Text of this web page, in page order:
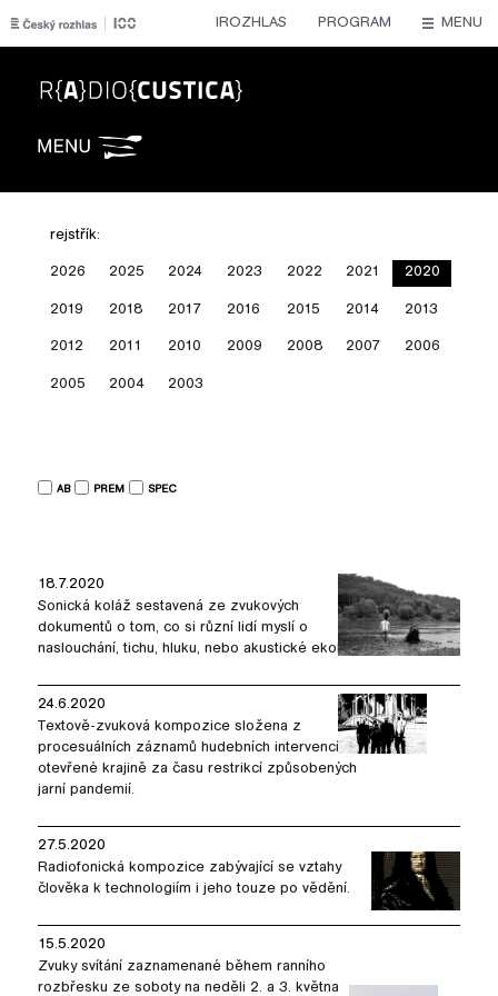
IROZHLAS PROGRAM MENU
rejstřík:
2026 2025 2024 2023 2022 2021 2020
2019 2018 2017 2016 2015 2014 2013
2012 2011 2010 2009 2008 2007 2006
2005 2004 2003
AB PREM SPEC
18.7.2020
Sonická koláž sestavená ze zvukových
dokumentů o tom, co si různí lidí myslí o
naslouchání, tichu, hluku, nebo akustické ekologii.
24.6.2020
Textově-zvuková kompozice složena z
procesuálních záznamů hudebních intervencí v
otevřené krajině za času restrikcí způsobených
jarní pandemií.
27.5.2020
Radiofonická kompozice zabývající se vztahy
člověka k technologiím i jeho touze po vědění.
15.5.2020
Zvuky svítání zaznamenané během ranního
rozbřesku ze soboty na neděli 2. a 3. května